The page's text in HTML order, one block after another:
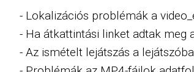
- Lokalizációs problémák a
- Ha átkattintási linket adtak meg
- Az ismételt lejátszás a